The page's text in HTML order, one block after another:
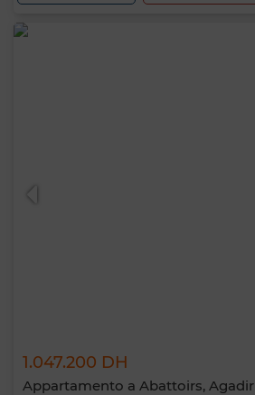
1.047.200 DH
Appartamento a Abattoirs, Agadir